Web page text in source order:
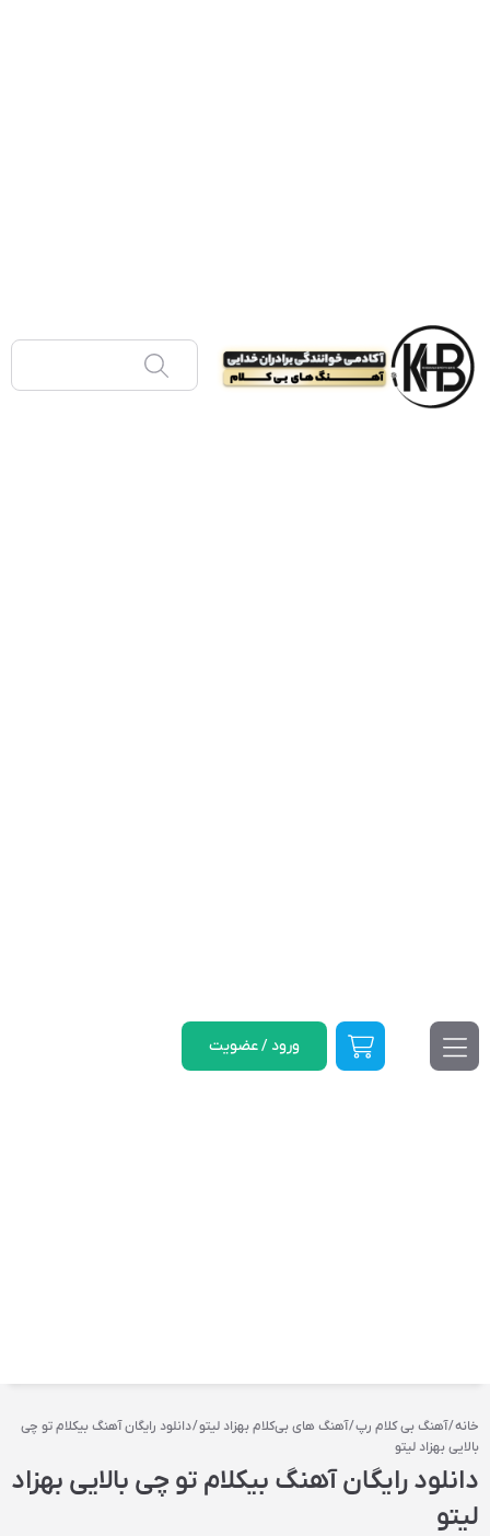
ورود / عضویت
خانه/آهنگ بی کلام رپ/آهنگ‌ های بی‌کلام بهزاد لیتو/ دانلود رایگان آهنگ‌ بیکلام تو چی
بالایی بهزاد لیتو
دانلود رایگان آهنگ‌ بیکلام تو چی بالایی بهزاد
لیتو